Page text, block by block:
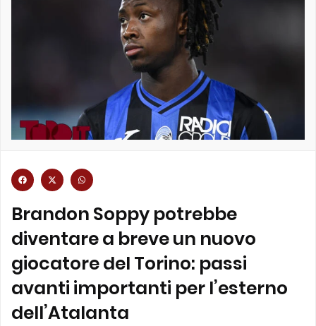
Brandon Soppy potrebbe
diventare a breve un nuovo
giocatore del Torino: passi
avanti importanti per l’esterno
dell’Atalanta